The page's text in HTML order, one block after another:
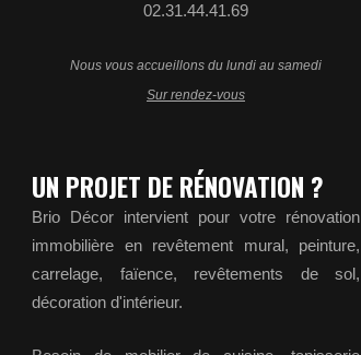
02.31.44.41.69
Nous vous accueillons du lundi au samedi
Sur rendez-vous
UN PROJET DE RÉNOVATION ?
Brio Décor intervient pour votre rénovation
immobilière en revêtement mural, peinture,
carrelage, faïence, revêtements de sol,
décoration d'intérieur.